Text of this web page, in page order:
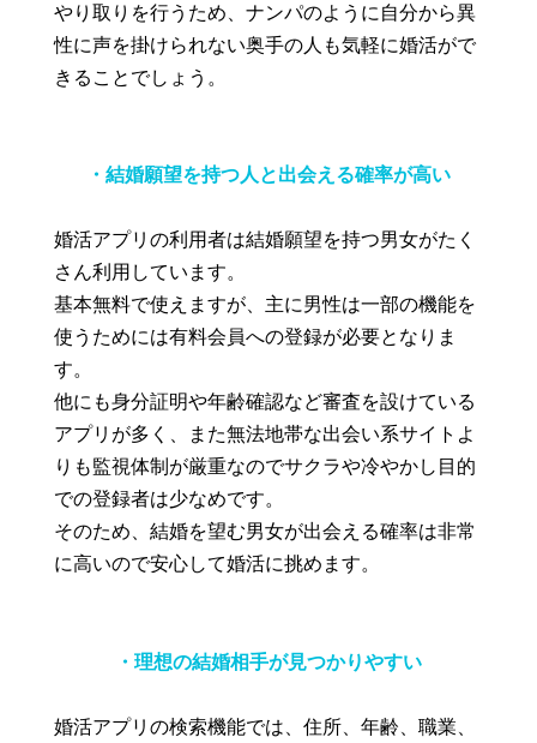
やり取りを行うため、ナンパのように自分から異
性に声を掛けられない奥手の人も気軽に婚活がで
きることでしょう。
・結婚願望を持つ人と出会える確率が高い
婚活アプリの利用者は結婚願望を持つ男女がたく
さん利用しています。
基本無料で使えますが、主に男性は一部の機能を
使うためには有料会員への登録が必要となりま
す。
他にも身分証明や年齢確認など審査を設けている
アプリが多く、また無法地帯な出会い系サイトよ
りも監視体制が厳重なのでサクラや冷やかし目的
での登録者は少なめです。
そのため、結婚を望む男女が出会える確率は非常
に高いので安心して婚活に挑めます。
・理想の結婚相手が見つかりやすい
婚活アプリの検索機能では、住所、年齢、職業、